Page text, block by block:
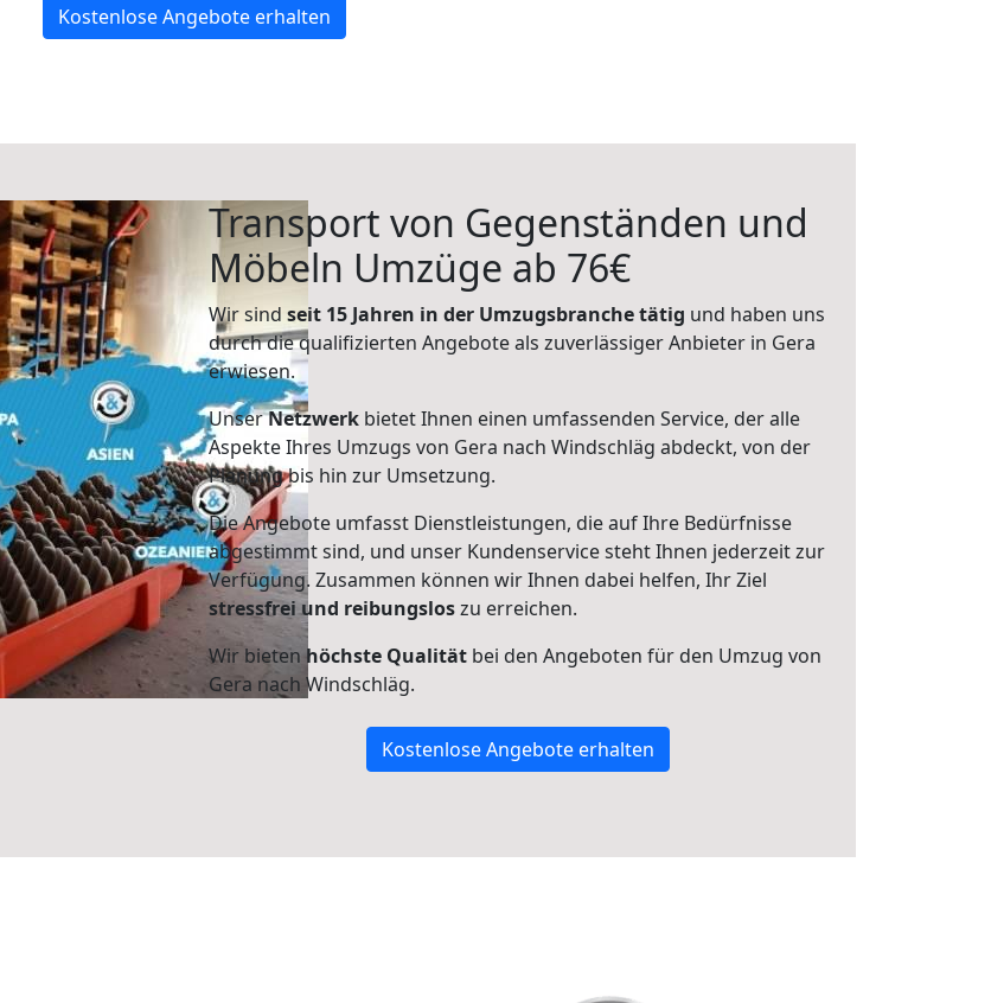
Kostenlose Angebote erhalten
Transport von Gegenständen und
Möbeln Umzüge ab 76€
Wir sind seit 15 Jahren in der Umzugsbranche tätig und haben uns
durch die qualifizierten Angebote als zuverlässiger Anbieter in Gera
erwiesen.
UnserNetzwerk bietet Ihnen einen umfassenden Service, der alle
Aspekte Ihres Umzugs von Gera nach Windschläg abdeckt, von der
Planung bis hin zur Umsetzung.
Die Angebote umfasst Dienstleistungen, die auf Ihre Bedürfnisse
abgestimmt sind, und unser Kundenservice steht Ihnen jederzeit zur
Verfügung. Zusammen können wir Ihnen dabei helfen, Ihr Ziel
stressfrei und reibungsloszu erreichen.
Wir bieten höchste Qualität bei den Angeboten für den Umzug von
Gera nach Windschläg.
Kostenlose Angebote erhalten